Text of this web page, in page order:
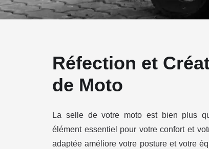
Réfection et
de Moto
La selle de votre moto est bien plus
élément essentiel pour votre confort et
adaptée améliore votre posture et votre